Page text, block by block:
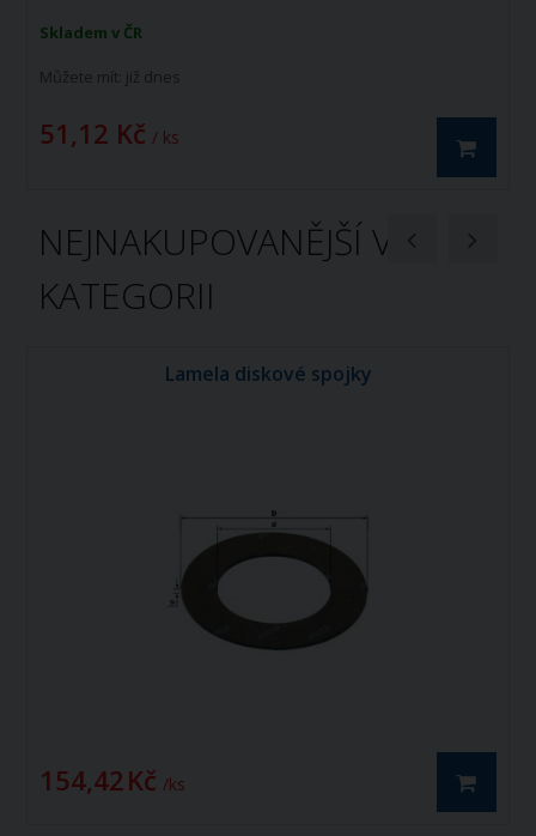
Skladem v ČR
Můžete mít: již dnes
51,12 Kč / ks
NEJNAKUPOVANĚJŠÍ V
KATEGORII
Lamela diskové spojky
154,42 Kč / ks